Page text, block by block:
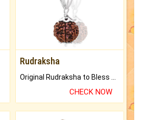
Rudraksha
CHECK NOW